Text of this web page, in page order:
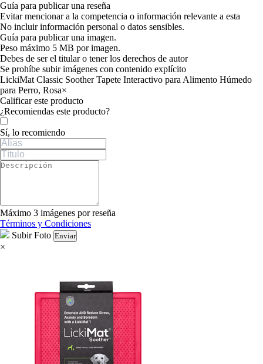
Guía para publicar una reseña
Evitar mencionar a la competencia o información relevante a esta
No incluir información personal o datos sensibles.
Guía para publicar una imagen.
Peso máximo 5 MB por imagen.
Debes de ser el titular o tener los derechos de autor
Se prohíbe subir imágenes con contenido explícito
LickiMat Classic Soother Tapete Interactivo para Alimento Húmedo
para Perro, Rosa×
Calificar este producto
Tu valoración
¿Recomiendas este producto?
Sí, lo recomiendo
Máximo 3 imágenes por reseña
Términos y Condiciones
Subir Foto Enviar
×